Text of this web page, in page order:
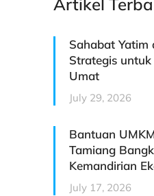
Artikel
Sahabat Yatim
Strategis
Umat
July 29, 2026
Bantuan
Tamiang
Kemandirian
July 17, 2026